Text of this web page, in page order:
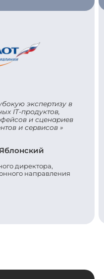
экспертизу в
IT-продуктов,
и сценариев
и сервисов
директора,
направления